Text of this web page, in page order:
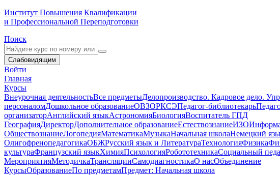
Институт Повышения Квалификации
и Профессиональной Переподготовки
Поиск
Слабовидящим
Войти
Главная
Курсы
Внеурочная деятельностьВсе предметыДелопроизводство. Кадровое дело.
персоналомДошкольное образованиеОВЗОРКСЭПедагог-библиотекарь
организаторАнглийский языкАстрономияБиологияВоспитатель ГПД
ГеографияДиректорДополнительное образованиеЕстествознаниеИЗО
ОбществознаниеЛогопедияМатематикаМузыкаНачальная школаНемецкий
ОлигофренопедагогикаОБЖРусский язык и ЛитератураТехнологияФизика
культураФранцузский языкХимияПсихологияРобототехникаСоциальный
МероприятияМетодичкаТрансляцииСамодиагностикаО насОбъединение
КурсыОбразованиеПо предметамПредмет: Начальная школа